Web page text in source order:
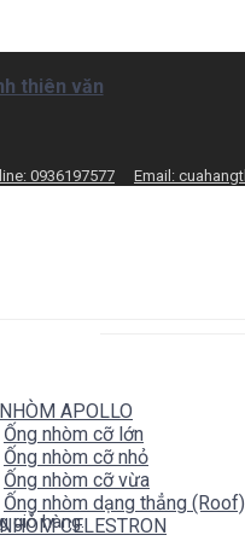
thiên văn
0936197577 Email:
giỏ hàng.
APOLLO
Ống nhòm cỡ lớn
Ống nhòm cỡ nhỏ
Ống nhòm cỡ vừa
Ống nhòm dạng thẳng (Roof)
CELESTRON